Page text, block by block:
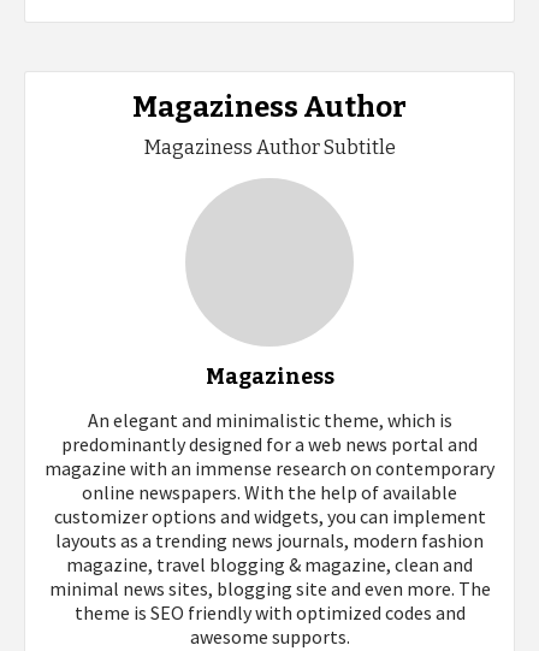
Magaziness Author
Magaziness Author Subtitle
Magaziness
An elegant and minimalistic theme, which is
predominantly designed for a web news portal and
magazine with an immense research on contemporary
online newspapers. With the help of available
customizer options and widgets, you can implement
layouts as a trending news journals, modern fashion
magazine, travel blogging & magazine, clean and
minimal news sites, blogging site and even more. The
theme is SEO friendly with optimized codes and
awesome supports.